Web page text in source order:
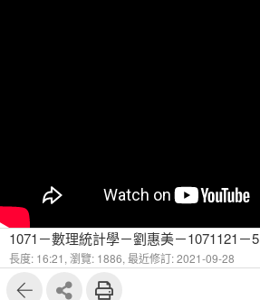
1071－數理統計學－劉惠美－1071121－5
長度: 16:21, 瀏覽: 1886, 最近修訂: 2021-09-28